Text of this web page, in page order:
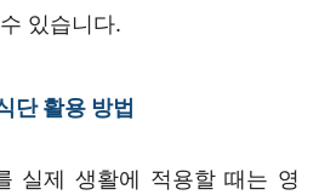
있습니다.
단 활용 방법
실제 생활에 적용할 때는 영